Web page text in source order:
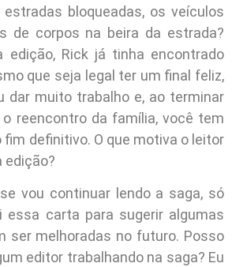
bloqueadas, os veículos
de corpos na beira da estrada?
edição, Rick já tinha encontrado
que seja legal ter um final feliz,
dar muito trabalho e, ao terminar
reencontro da família, você tem
fim definitivo. O que motiva o leitor
edição?
vou continuar lendo a saga, só
essa carta para sugerir algumas
ser melhoradas no futuro. Posso
editor trabalhando na saga? Eu